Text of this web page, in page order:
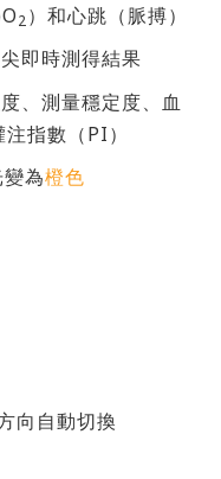
2）和心跳（脈搏）
即時測得結果
、測量穩定度、血
指數（PI）
為橙色
向自動切換